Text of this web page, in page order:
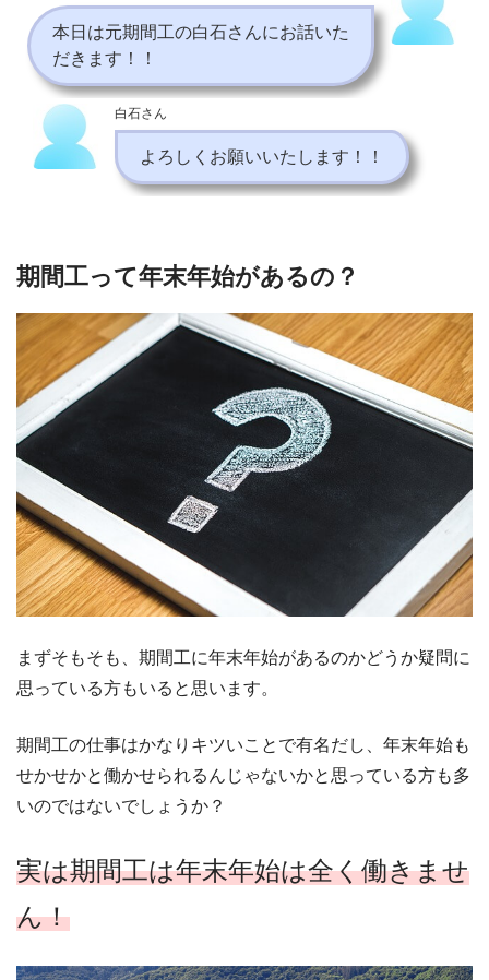
本日は元期間工の白石さんにお話いた
だきます！！
白石さん
よろしくお願いいたします！！
期間工って年末年始があるの？
まずそもそも、期間工に年末年始があるのかどうか疑問に
思っている方もいると思います。
期間工の仕事はかなりキツいことで有名だし、年末年始も
せかせかと働かせられるんじゃないかと思っている方も多
いのではないでしょうか？
実は期間工は年末年始は全く働きませ
ん！